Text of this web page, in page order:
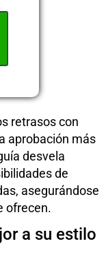
retrasos con
aprobación más
desvela
de
asegurándose
ofrecen.
a su estilo